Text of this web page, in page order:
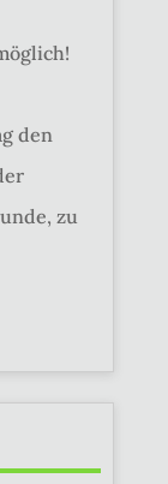
den
zu